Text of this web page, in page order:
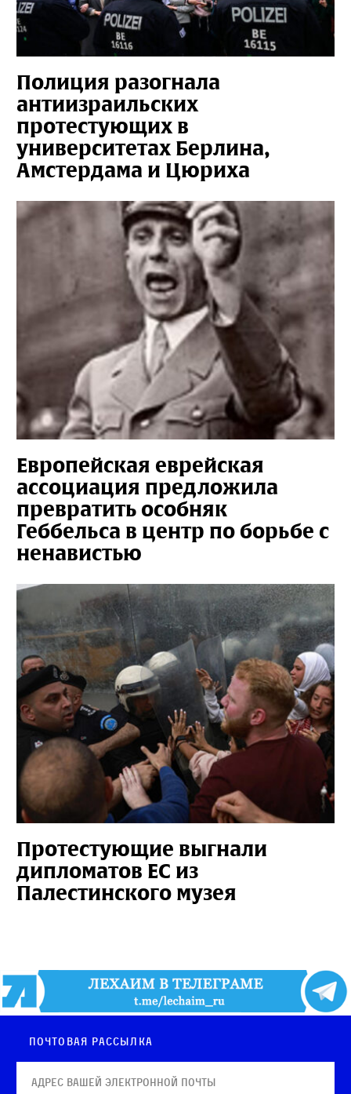
Полиция разогнала
антиизраильских
протестующих в
университетах Берлина,
Амстердама и Цюриха
Европейская еврейская
ассоциация предложила
превратить особняк
Геббельса в центр по борьбе с
ненавистью
Протестующие выгнали
дипломатов ЕС из
Палестинского музея
Почтовая рассылка